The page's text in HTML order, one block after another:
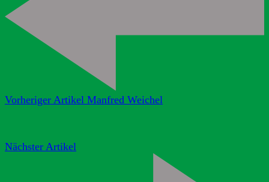
Vorheriger Artikel Manfred Weichel
Nächster Artikel